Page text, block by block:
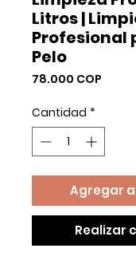
Litros |
Profesional
Pelo
78.000 COP
Cantidad *
Agregar
Realizar